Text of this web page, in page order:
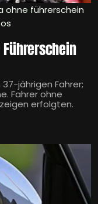
ohne führerschein
jährigen Fahrer;
Fahrer ohne
erfolgten.